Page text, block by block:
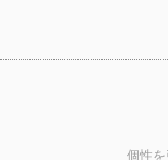
個性を